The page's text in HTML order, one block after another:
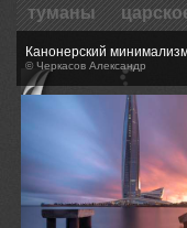
туманы
Канонерский
© Черкасов Александр